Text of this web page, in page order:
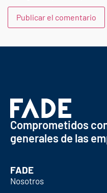
Comprometidos
generales de las
FADE
Nosotros